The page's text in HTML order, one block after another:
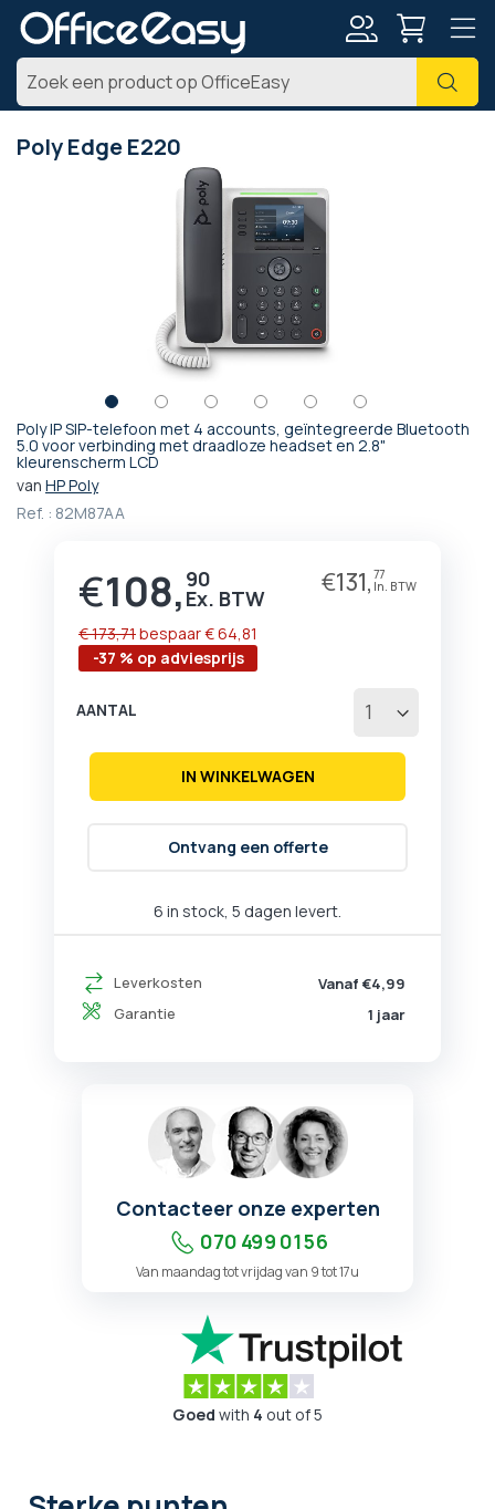
Zoek
Poly Edge E220
Poly IP SIP-telefoon met 4 accounts, geïntegreerde Bluetooth
5.0 voor verbinding met draadloze headset en 2.8"
kleurenscherm LCD
van HP Poly
Ref. : 82M87AA
Prijs
€108, 90 €131, 77
-37 % op adviesprijs
€ 173,71bespaar€ 64,81
6 in stock, 5 dagen levert.
Leverkosten
Vanaf €4,99
Garantie
1 jaar
AANTAL
IN WINKELWAGEN
Ontvang een offerte
Ga
naar
het
begin
afbeeldingen-
Contacteer onze experten
070 499 01 56
Van maandag tot vrijdag van 9 tot 17u
Goed with 4 out of 5